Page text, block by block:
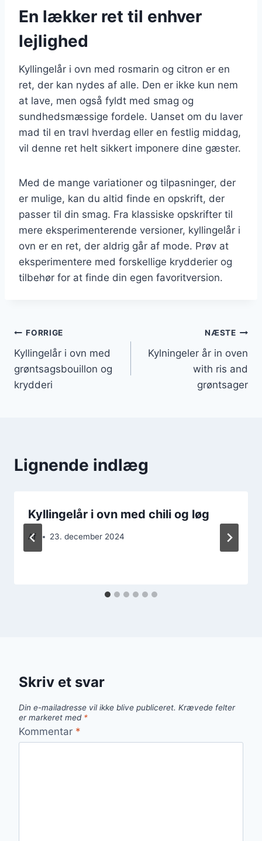
En lækker ret til enhver
lejlighed
Kyllingelår i ovn med rosmarin og citron er en
ret, der kan nydes af alle. Den er ikke kun nem
at lave, men også fyldt med smag og
sundhedsmæssige fordele. Uanset om du laver
mad til en travl hverdag eller en festlig middag,
vil denne ret helt sikkert imponere dine gæster.
Med de mange variationer og tilpasninger, der
er mulige, kan du altid finde en opskrift, der
passer til din smag. Fra klassiske opskrifter til
mere eksperimenterende versioner, kyllingelår i
ovn er en ret, der aldrig går af mode. Prøv at
eksperimentere med forskellige krydderier og
tilbehør for at finde din egen favoritversion.
Indlægsnavigation
FORRIGE
Kyllingelår i ovn med
grøntsagsbouillon og
krydderi
NÆSTE
Kylningeler år in oven
with ris and
grøntsager
Lignende indlæg
Kyllingelår i ovn med chili og løg
Af 23. december 2024
Skriv et svar
Din e-mailadresse vil ikke blive publiceret. Krævede felter
er markeret med *
Kommentar *